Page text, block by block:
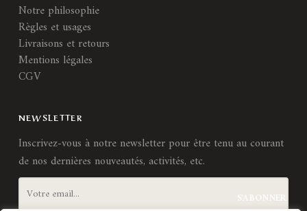
Notre philosophie
Règles et usages
Livraisons et retours
Mentions légales
CGV
NEWSLETTER
Inscrivez-vous à notre newsletter pour être tenu au courant
de nos dernières nouveautés, activités, etc.